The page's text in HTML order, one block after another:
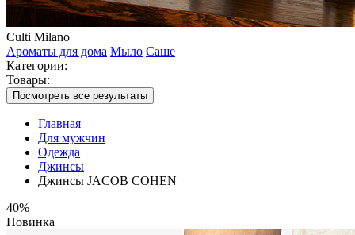
Culti Milano
Ароматы для дома Мыло Саше
Категории:
Товары:
Посмотреть все результаты
Главная
Для мужчин
Одежда
Джинсы
Джинсы JACOB COHEN
40%
Новинка